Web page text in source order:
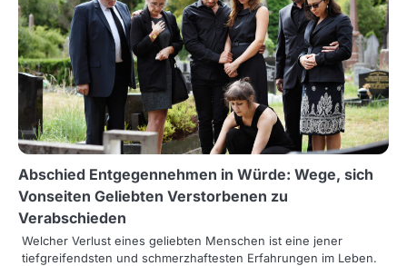
Abschied Entgegennehmen in Würde: Wege, sich
Vonseiten Geliebten Verstorbenen zu
Verabschieden
Welcher Verlust eines geliebten Menschen ist eine jener
tiefgreifendsten und schmerzhaftesten Erfahrungen im Leben.